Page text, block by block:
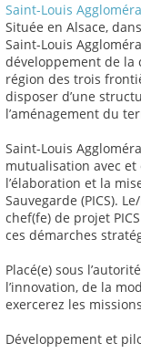
Saint-Louis
Située en Alsace,
Saint-Louis
développement de la
région des trois
disposer d’une
l’aménagement du
Saint-Louis
mutualisation avec
l’élaboration et la
Sauvegarde (PICS).
chef(fe) de projet
ces démarches
Placé(e) sous
l’innovation, de la
exercerez les
Développement et